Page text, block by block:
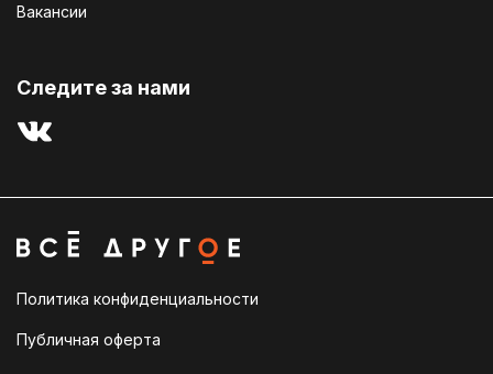
Вакансии
Cледите за нами
Политика конфиденциальности
Публичная оферта